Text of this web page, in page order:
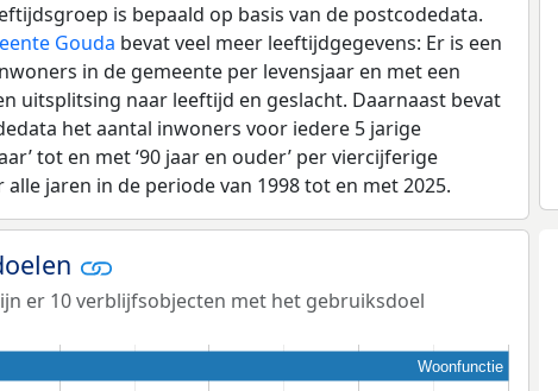
is bepaald op basis van de postcodedata.
Gouda bevat veel meer leeftijdgegevens: Er is een
in de gemeente per levensjaar en met een
uitsplitsing naar leeftijd en geslacht. Daarnaast bevat
het aantal inwoners voor iedere 5 jarige
tot en met ‘90 jaar en ouder’ per viercijferige
jaren in de periode van 1998 tot en met 2025.
er 10 verblijfsobjecten met het gebruiksdoel
Woonfunctie